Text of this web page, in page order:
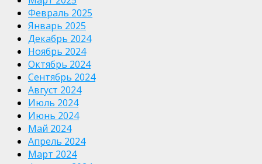
Февраль 2025
Январь 2025
Декабрь 2024
Ноябрь 2024
Октябрь 2024
Сентябрь 2024
Август 2024
Июль 2024
Июнь 2024
Май 2024
Апрель 2024
Март 2024